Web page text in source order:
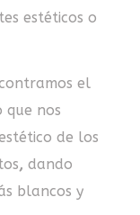
estéticos o
el
nos
de los
, dando
blancos y